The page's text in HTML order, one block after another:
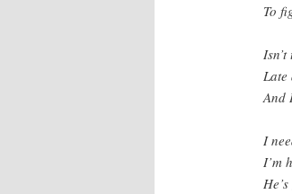
To
And
I
I’m